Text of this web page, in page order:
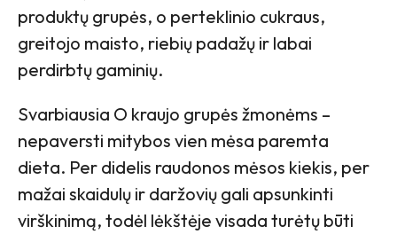
produktų grupės, o perteklinio cukraus,
greitojo maisto, riebių padažų ir labai
perdirbtų gaminių.
Svarbiausia O kraujo grupės žmonėms –
nepaversti mitybos vien mėsa paremta
dieta. Per didelis raudonos mėsos kiekis, per
mažai skaidulų ir daržovių gali apsunkinti
virškinimą, todėl lėkštėje visada turėtų būti